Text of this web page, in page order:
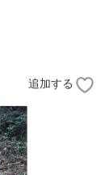
追加する